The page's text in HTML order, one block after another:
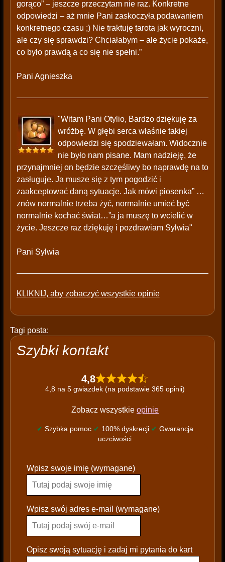
gorąco” – jeszcze przeczytam nie raz. Konkretne
odpowiedzi – aż mnie Pani zaskoczyła podawaniem
konkretnego czasu ;) Nie traktuję tarota jak wyroczni,
ale czy się sprawdzi? Chciałabym – ale życie pokaże,
co było prawdą a co się nie spełni.”
Pani Agnieszka
"Witam Pani Otylio, Bardzo dziękuję za
wróżbę. W głębi serca właśnie takiej
odpowiedzi się spodziewałam. Widocznie
nie było nam pisane. Mam nadzieję, że
przynajmniej on będzie szczęśliwy bo naprawdę na to
zasługuje. Ja musze się z tym pogodzić i
zaakceptować daną sytuacje. Jak mówi piosenka” …
znów normalnie trzeba żyć, normalnie umieć być
normalnie kochać świat…”a ja muszę to wcielić w
życie. Jeszcze raz dziękuję i pozdrawiam Sylwia"
Pani Sylwia
KLIKNIJ, aby zobaczyć wszystkie opinie
Tagi posta:
Szybki kontakt
4,8
4,8 na 5 gwiazdek (na podstawie 365 opinii)
Zobacz wszystkie opinie
✔ Szybka pomoc ✔ 100% dyskrecji ✔ Gwarancja
uczciwości
l
a
s
e
a
Wpisz swoje imię (wymagane)
Wpisz swój adres e-mail (wymagane)
Opisz swoją sytuację i zadaj mi pytania do kart